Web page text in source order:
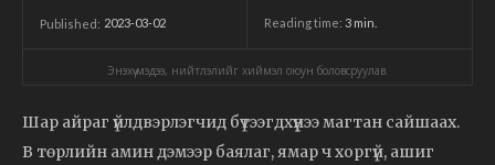
Published: 2023-03-02 Reading time: 3 min.
Энэхүү мэдээ, нийтлэлийг хиймэл оюун боловсруулав.
Шар айраг үйлдвэрлэгчид бүтээгдхүүнээ магтан сайшаах.
В төрлийн амин дэмээр баялаг, ямар ч хоргүй, ашиг